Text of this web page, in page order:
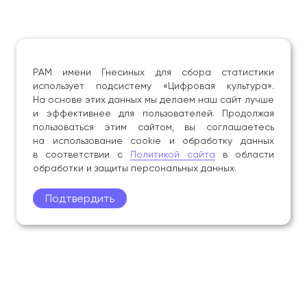
РАМ имени Гнесиных для сбора статистики
использует подсистему «Цифровая культура».
На основе этих данных мы делаем наш сайт лучше
и эффективнее для пользователей. Продолжая
пользоваться этим сайтом, вы соглашаетесь
на использование cookie и обработку данных
в соответствии с Политикой сайта в области
обработки и защиты персональных данных.
Подтвердить